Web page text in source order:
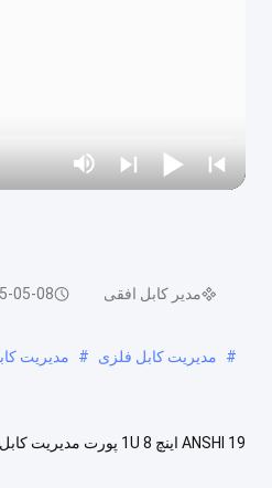
مدیر کابل افقی 05-08
# مدیریت کابل فلزی # مدیریت